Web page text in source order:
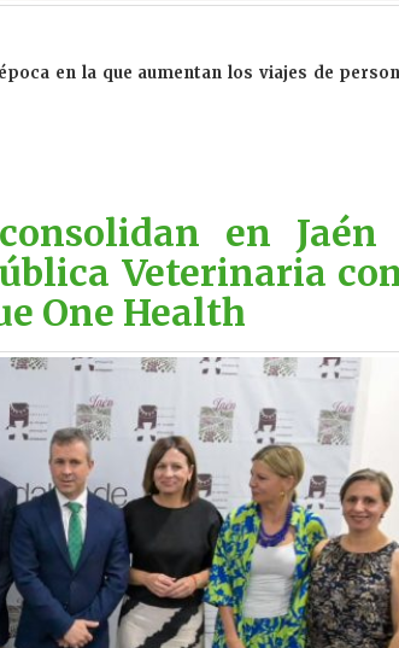
en la que aumentan los viajes de
en Jaén
Veterinaria
One Health